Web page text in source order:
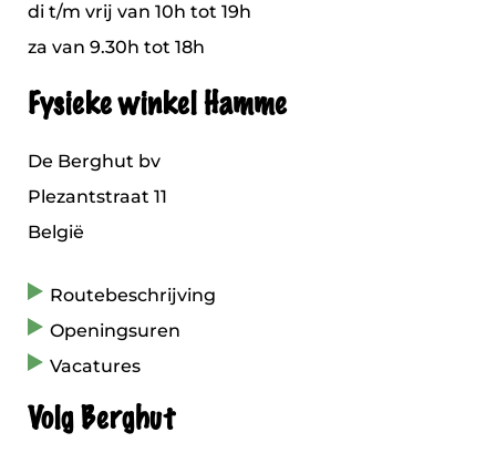
di t/m vrij van 10h tot 19h
za van 9.30h tot 18h
Fysieke winkel Hamme
De Berghut bv
Plezantstraat 11
België
Routebeschrijving
Openingsuren
Vacatures
Volg Berghut